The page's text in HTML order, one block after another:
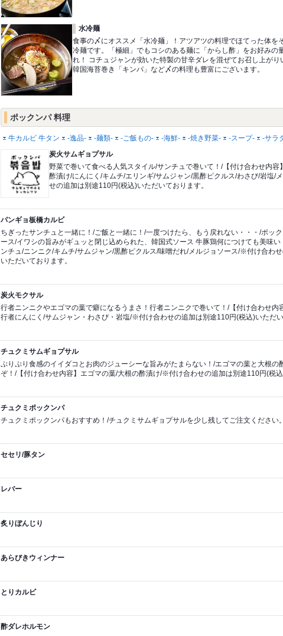
水冷麺
食事の〆にオススメ「水冷麺」！アツアツの料理でほてった体を
冷麺です。「極細」でもコシのある麺に「からし酢」をお好みの
れ！ コチュジャンが効いた特製の甘辛ダレを混ぜてお召し上が
韓国海苔巻き「キンパ」など〆の料理も豊富にございます。
ポックンパ 料理
牛カルビ 牛タン -逸品- -麺類- -ご飯もの- -海鮮- -焼き野菜- -スープ- -サラ
炭火サムギョプサル
野菜で巻いて食べる人気スタイル/サンチュで巻いて！/【付け合わせ内容
酢漬け/にんにく/キムチ/エリンギ/サムジャン/黒酢ピクルス/わさび/岩塩/
せの追加は別途110円(税込)いただいております。
パンギョ板橋カルビ
ちぎったサンチュと一緒に！/ご飯と一緒に！/一度つけたら、もう戻れない・・・/ポッ
ース/イワシの旨みがギュッと閉じ込められた、韓国式ソース 牛豚鶏何につけても美味
ンチュ/ニンニク/キムチ/サムジャン/黒酢ピクルス/味噌だれ/メルジョソース/※付け合わ
いただいております。
炭火モクサル
行者ニンニクやエゴマの葉で癖になるうまさ！行者ニンニクで巻いて！/【付け合わせ内
行者にんにく/サムジャン・わさび・岩塩/※付け合わせの追加は別途110円(税込)いただい
チュクミサムギョプサル
ぷりぷり食感のイイダコとお肉のジューシーな旨みがたまらない！/エゴマの葉と大根の
ぞ！/【付け合わせ内容】エゴマの葉/大根の酢漬け/※付け合わせの追加は別途110円(税込
チュクミポックンパ
チュクミポックンパもおすすめ！/チュクミサムギョプサルを少し残してご注文ください
セセリ/豚タン
レバー
炙りぼんじり
あらびきウィンナー
とりカルビ
酢ダレホルモン